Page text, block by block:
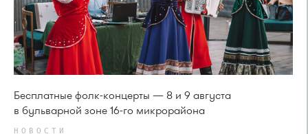
Бесплатные фолк-концерты — 8 и 9 августа
в бульварной зоне 16-го микрорайона
НОВОСТИ